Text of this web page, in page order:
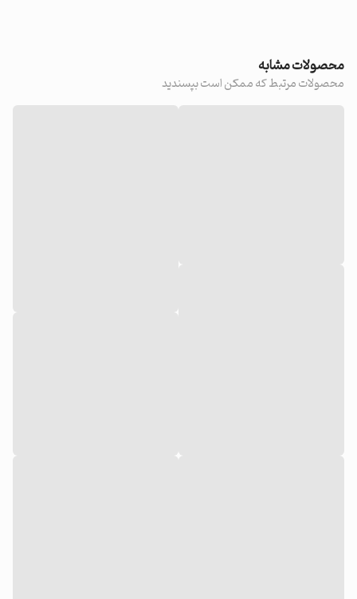
محصولات مشابه
محصولات مرتبط که ممکن است بپسندید